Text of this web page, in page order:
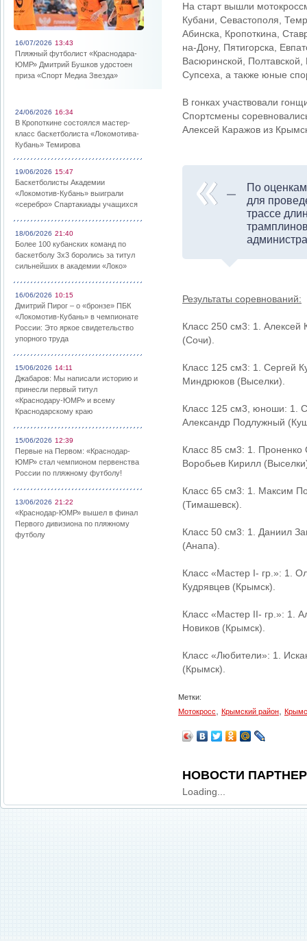
16/07/2026 13:43
Пляжный футболист «Краснодара-
ЮМР» Дмитрий Бушков удостоен
приза «Спорт Медиа Звезда»
24/06/2026 16:34
В Кропоткине состоялся мастер-
класс баскетболиста «Локомотива-
Кубань» Темирова
19/06/2026 15:47
Баскетболисты Академии
«Локомотив-Кубань» выиграли
«серебро» Спартакиады учащихся
18/06/2026 21:40
Более 100 кубанских команд по
баскетболу 3х3 боролись за титул
сильнейших в академии «Локо»
16/06/2026 10:15
Дмитрий Пирог – о «бронзе» ПБК
«Локомотив-Кубань» в чемпионате
России: Это яркое свидетельство
упорного труда
15/06/2026 14:11
Джабаров: Мы написали историю и
принесли первый титул
«Краснодару-ЮМР» и всему
Краснодарскому краю
15/06/2026 12:39
Первые на Первом: «Краснодар-
ЮМР» стал чемпионом первенства
России по пляжному футболу!
13/06/2026 21:22
«Краснодар-ЮМР» вышел в финал
Первого дивизиона по пляжному
футболу
На старт вышли
Кубани, Севастополя,
Абинска, Кропоткина,
на-Дону, Пятигорска,
Васюринской, Полтавской,
Супсеха, а также юные
В гонках участвовали
Спортсмены
Алексей Каражов из
По
для
трассе
Результаты соревнований:
Класс 250 см3: 1.
(Сочи).
Класс 125 см3: 1. Сергей
Миндрюков (Выселки).
Класс 125 см3, юноши: 1.
Александр Подлужный
Класс 85 см3: 1. Проненко
Воробьев Кирилл
Класс 65 см3: 1. Максим
(Тимашевск).
Класс 50 см3: 1. Даниил
(Анапа).
Класс «Мастер I- гр.»: 1.
Кудрявцев (Крымск).
Класс «Мастер II- гр.»: 1.
Новиков (Крымск).
Класс «Любители»: 1.
(Крымск).
Метки:
Мотокросс
Крымский район
НОВОСТИ
Loading...